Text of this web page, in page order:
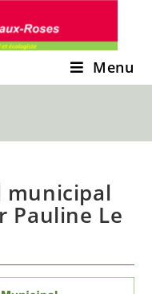
Menu
municipal
Pauline Le